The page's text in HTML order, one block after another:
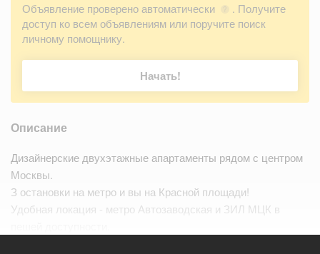
Объявление проверено автоматически ?
. Получите
доступ ко всем объявлениям или поручите поиск
личному помощнику.
Начать!
Описание
Дизайнерские двухэтажные апартаменты рядом с центром
Москвы.
З остановки на метро и вы на Красной площади!
Удобная локация - метро Автозаводская и ЗИЛ МЦК в